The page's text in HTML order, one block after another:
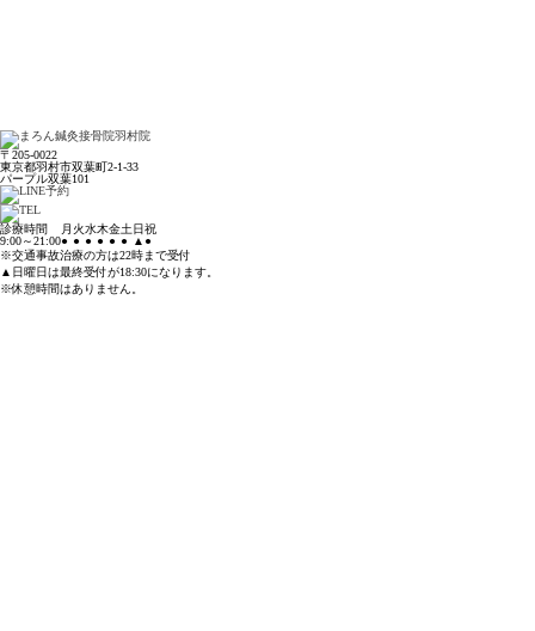
〒205-0022
東京都羽村市双葉町2-1-33
パープル双葉101
診療時間 月 火水木金土日祝
9:00～21:00● ● ● ● ● ● ▲ ●
※交通事故治療の方は22時まで受付
▲日曜日は最終受付が18:30になります。
※休憩時間はありません。